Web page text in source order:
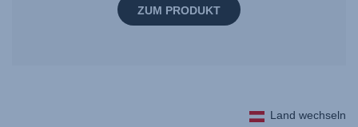
ZUM PRODUKT
Land wechseln